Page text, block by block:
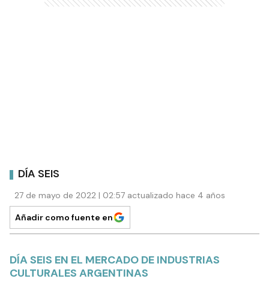
DÍA SEIS
27 de mayo de 2022 | 02:57 actualizado hace 4 años
Añadir como fuente en
DÍA SEIS EN EL MERCADO DE INDUSTRIAS
CULTURALES ARGENTINAS